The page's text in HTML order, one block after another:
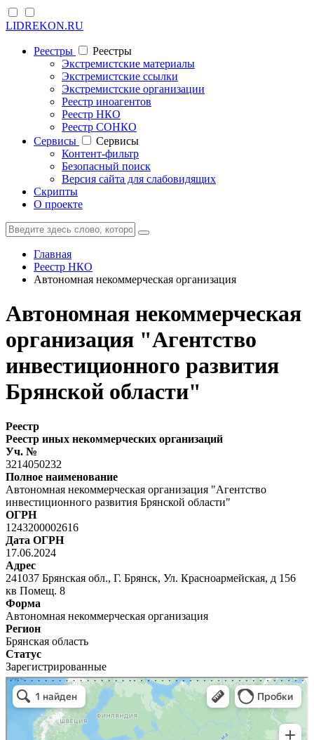
LIDREKON.RU
Реестры
Реестры
Экстремистские материалы
Экстремистские ссылки
Экстремистские организации
Реестр иноагентов
Реестр НКО
Реестр СОНКО
Cервисы
Cервисы
Контент-фильтр
Безопасный поиск
Версия сайта для слабовидящих
Скрипты
О проекте
Главная
Реестр НКО
Автономная некоммерческая организация
Автономная некоммерческая
организация "Агентство
инвестиционного развития
Брянской области"
Реестр
Реестр иных некоммерческих организаций
Уч. №
3214050232
Полное наименование
Автономная некоммерческая организация "Агентство
инвестиционного развития Брянской области"
ОГРН
1243200002616
Дата ОГРН
17.06.2024
Адрес
241037 Брянская обл., Г. Брянск, Ул. Красноармейская, д 156
кв Помещ. 8
Форма
Автономная некоммерческая организация
Регион
Брянская область
Статус
Зарегистрированные